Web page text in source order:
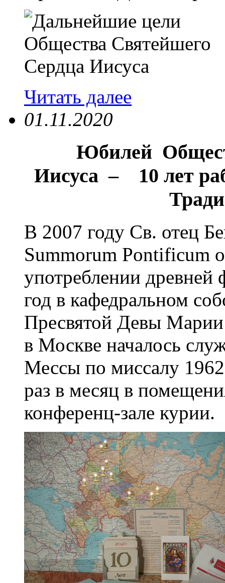
Читать далее
01.11.2020
Юбилей
Иисуса – 10 лет
В 2007 году Св. отец
Summorum Pontificum
употреблении
год в кафедральном
Пресвятой Девы
в Москве началось
Мессы по миссалу
раз в месяц в
конференц-зале курии.